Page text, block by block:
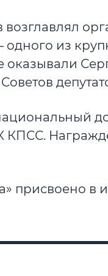
одного из
КПСС.
присвоено в